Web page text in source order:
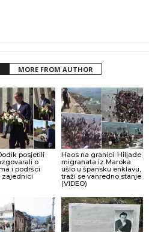
MORE FROM AUTHOR
posjetili
o
i podršci
zajednici
Haos na granici: Hiljade
migranata iz Maroka
ušlo u špansku enklavu,
traži se vanredno stanje
(VIDEO)